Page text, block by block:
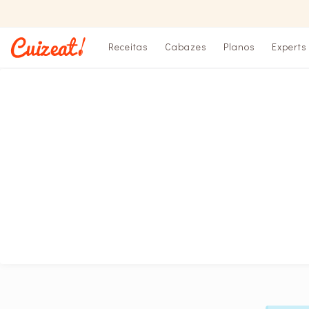
Receitas Cabazes Planos Experts